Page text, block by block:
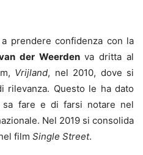
prendere confidenza con la
der Weerdenva dritta al
Vrijland, nel 2010, dove si
Questo le ha dato
fare e di farsi notare nel
Nel 2019 si consolida
film Single Street.